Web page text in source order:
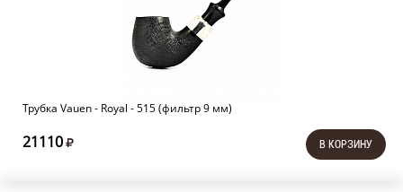
Трубка Vauen - Royal - 515 (фильтр 9 мм)
21110 В КОРЗИНУ